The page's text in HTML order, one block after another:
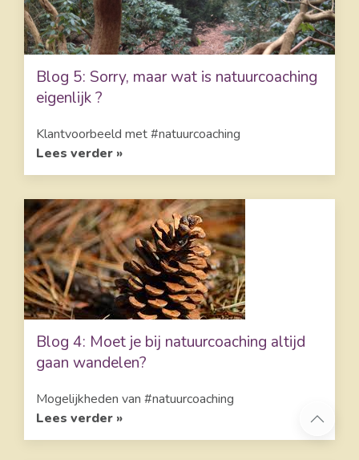
Blog 5: Sorry, maar wat is natuurcoaching
eigenlijk ?
Klantvoorbeeld met #natuurcoaching
Lees verder »
Blog 4: Moet je bij natuurcoaching altijd
gaan wandelen?
Mogelijkheden van #natuurcoaching
Lees verder »